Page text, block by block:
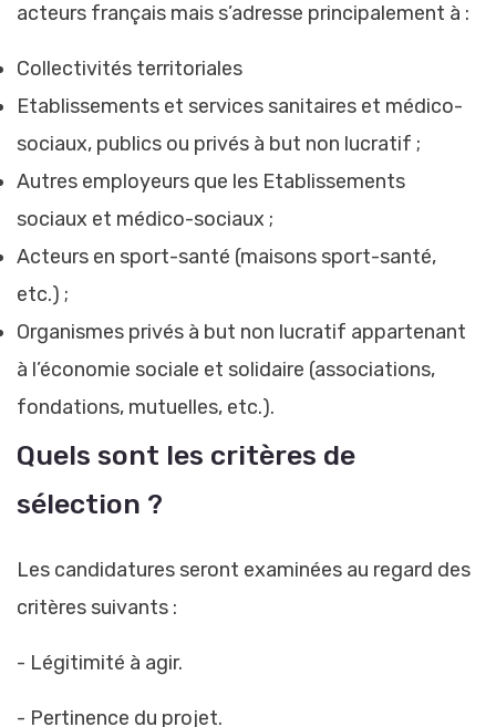
acteurs français mais s’adresse principalement à :
Collectivités territoriales
Etablissements et services sanitaires et médico-
sociaux, publics ou privés à but non lucratif ;
Autres employeurs que les Etablissements
sociaux et médico-sociaux ;
Acteurs en sport-santé (maisons sport-santé,
etc.) ;
Organismes privés à but non lucratif appartenant
à l’économie sociale et solidaire (associations,
fondations, mutuelles, etc.).
Quels sont les critères de
sélection ?
Les candidatures seront examinées au regard des
critères suivants :
- Légitimité à agir.
- Pertinence du projet.